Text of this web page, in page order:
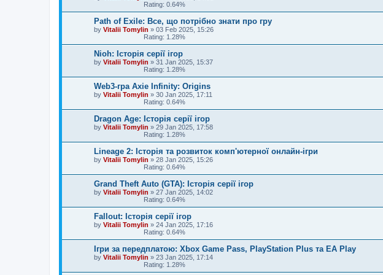
Rating: 0.64%
Path of Exile: Все, що потрібно знати про гру
by Vitalii Tomylin » 03 Feb 2025, 15:26
Rating: 1.28%
Nioh: Історія серії ігор
by Vitalii Tomylin » 31 Jan 2025, 15:37
Rating: 1.28%
Web3-гра Axie Infinity: Origins
by Vitalii Tomylin » 30 Jan 2025, 17:11
Rating: 0.64%
Dragon Age: Історія серії ігор
by Vitalii Tomylin » 29 Jan 2025, 17:58
Rating: 1.28%
Lineage 2: Історія та розвиток комп'ютерної онлайн-ігри
by Vitalii Tomylin » 28 Jan 2025, 15:26
Rating: 0.64%
Grand Theft Auto (GTA): Історія серії ігор
by Vitalii Tomylin » 27 Jan 2025, 14:02
Rating: 0.64%
Fallout: Історія серії ігор
by Vitalii Tomylin » 24 Jan 2025, 17:16
Rating: 0.64%
Ігри за передплатою: Xbox Game Pass, PlayStation Plus та EA Play
by Vitalii Tomylin » 23 Jan 2025, 17:14
Rating: 1.28%